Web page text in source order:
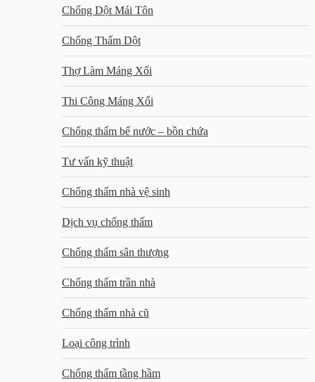
Chống Dột Mái Tôn
Chống Thấm Dột
Thợ Làm Máng Xối
Thi Công Máng Xối
Chống thấm bể nước – bồn chứa
Tư vấn kỹ thuật
Chống thấm nhà vệ sinh
Dịch vụ chống thấm
Chống thấm sân thượng
Chống thấm trần nhà
Chống thấm nhà cũ
Loại công trình
Chống thấm tầng hầm